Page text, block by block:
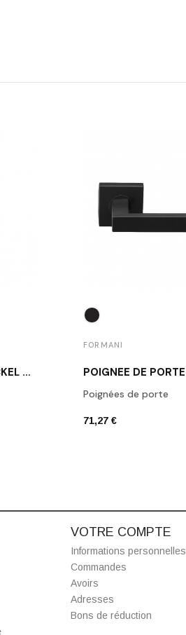
BOUTON DE MEUBLE NICKEL MAT 1929M NS
FORMANI
Poignées de porte
71,27 €
VOTRE COMPTE
Informations personnelles
Commandes
Avoirs
Adresses
Bons de réduction